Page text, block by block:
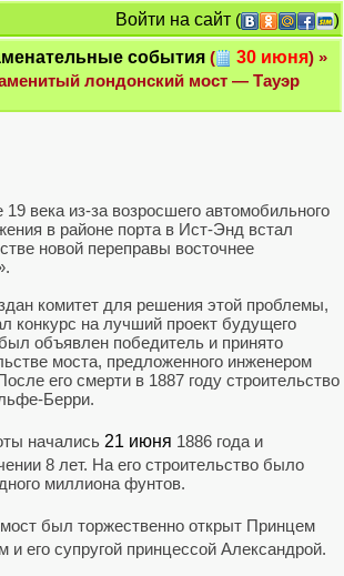
Войти на сайт (
)
события ( 30 июня) »
лондонский мост — Тауэр
века из-за возросшего автомобильного
в районе порта в Ист-Энд встал
новой переправы восточнее
комитет для решения этой проблемы,
конкурс на лучший проект будущего
объявлен победитель и принято
моста, предложенного инженером
его смерти в 1887 году строительство
Берри.
начались 21 июня 1886 года и
8 лет. На его строительство было
миллиона фунтов.
мост был торжественно открыт Принцем
его супругой принцессой Александрой.